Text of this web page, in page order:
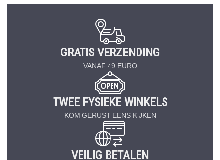
GRATIS VERZENDING
VANAF 49 EURO
TWEE FYSIEKE WINKELS
KOM GERUST EENS KIJKEN
VEILIG BETALEN